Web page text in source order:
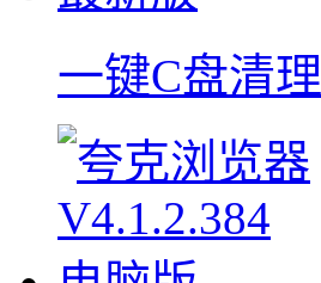
一键C盘清理